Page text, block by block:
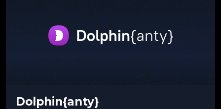
Dolphin{anty}